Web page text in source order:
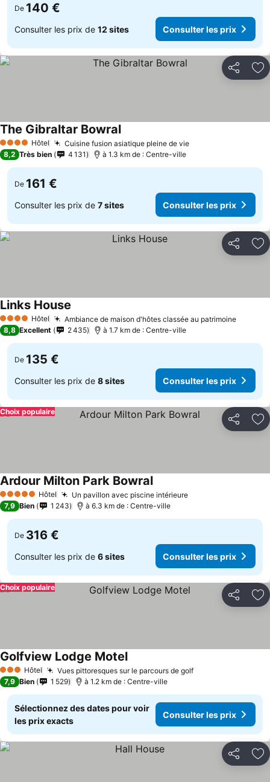
De 140 €
Consulter les prix de 12 sites Consulter les prix
Partager
4 Étoiles Hôtel Cuisine fusion asiatique pleine de vie
The Gibraltar Bowral
8,2 Très bien 4 131 à 1.3 km de : Centre-ville
De 161 €
Consulter les prix de 7 sites Consulter les prix
Partager
4 Étoiles Hôtel Ambiance de maison d'hôtes classée au patrimoine
Links House
8,8 Excellent 2 435 à 1.7 km de : Centre-ville
De 135 €
Consulter les prix de 8 sites Consulter les prix
Partager
Choix populaire
5 Étoiles Hôtel Un pavillon avec piscine intérieure
Ardour Milton Park Bowral
7,9 Bien 1 243 à 6.3 km de : Centre-ville
De 316 €
Consulter les prix de 6 sites Consulter les prix
Partager
Choix populaire
3 ÉtoilesHôtel Vues pittoresques sur le parcours de golf
Golfview Lodge Motel
7,9 Bien 1 529 à 1.2 km de : Centre-ville
Sélectionnez des dates pour voir
les prix exacts
Consulter les prix
Partager